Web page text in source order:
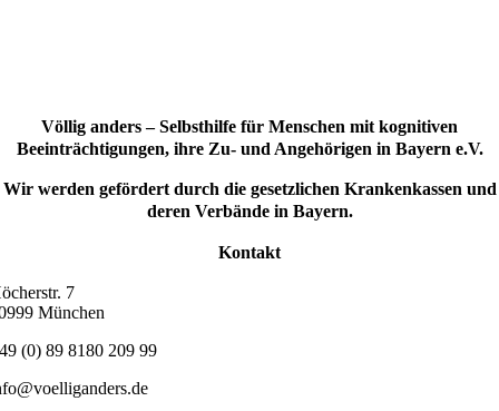
Völlig anders – Selbsthilfe für Menschen mit kognitiven
Beeinträchtigungen, ihre Zu- und Angehörigen in Bayern e.V.
Wir werden gefördert durch die gesetzlichen Krankenkassen und
deren Verbände in Bayern.
Kontakt
7
München
(0) 89 8180 209 99